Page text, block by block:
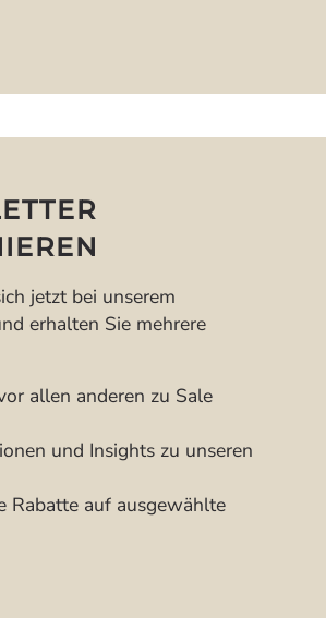
jetzt bei unserem
erhalten Sie mehrere
allen anderen zu Sale
und Insights zu unseren
auf ausgewählte